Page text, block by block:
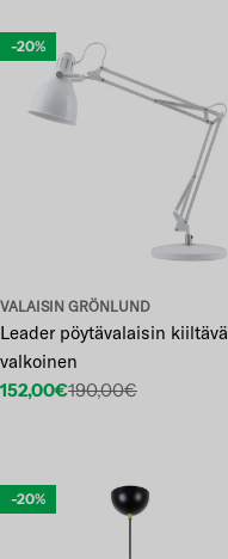
-20%
VALAISIN GRÖNLUND
Leader pöytävalaisin kiiltävä
valkoinen
Etuhinta
152,00€
Normaalihinta
190,00€
-20%